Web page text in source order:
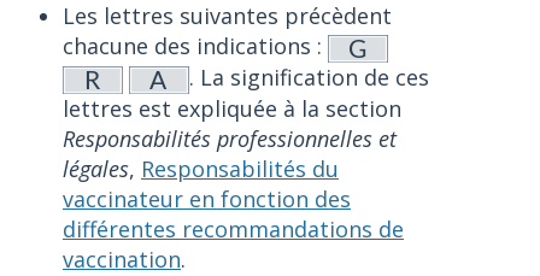
Les lettres suivantes précèdent
chacune des indications :
. La signification de ces
lettres est expliquée à la section
Responsabilités professionnelles et
légales, Responsabilités du
vaccinateur en fonction des
différentes recommandations de
vaccination.